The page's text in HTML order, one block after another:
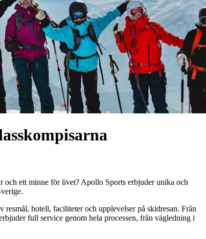
och ett minne för livet? Apollo Sports erbjuder unika och
hotell, faciliteter och upplevelser på skidresan. Från
full service genom hela processen, från vägledning i